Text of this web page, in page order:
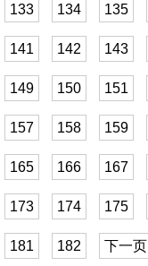
133 134 135
141 142 143
149 150 151
157 158 159
165 166 167
173 174 175
181 182 下一页